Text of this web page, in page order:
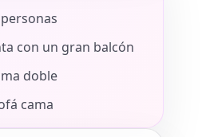
con un gran balcón
doble
cama